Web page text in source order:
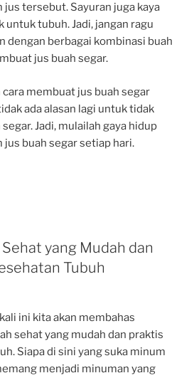
jus tersebut. Sayuran juga kaya
untuk tubuh. Jadi, jangan ragu
dengan berbagai kombinasi buah
jus buah segar.
membuat jus buah segar
ada alasan lagi untuk tidak
Jadi, mulailah gaya hidup
buah segar setiap hari.
yang Mudah dan
Tubuh
ini kita akan membahas
sehat yang mudah dan praktis
Siapa di sini yang suka minum
menjadi minuman yang